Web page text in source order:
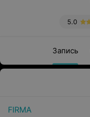
5.0
Запись
FIRMA